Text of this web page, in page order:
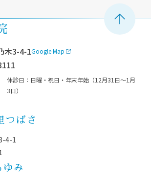
ペ
ッ
木3-4-1Google Map
休診日： 日曜・祝日・年末年始（12月31日〜1月
3日）
つばさ
4-1
ゆみ